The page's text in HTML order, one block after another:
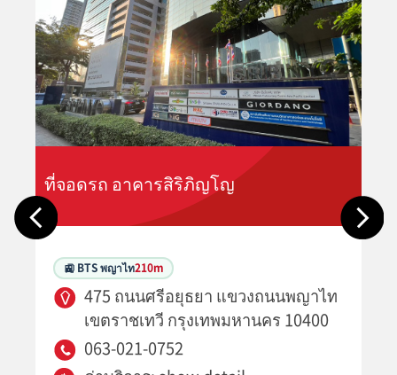
ที่จอดรถ อาคารสิริภิญโญ
🚉 BTS พญาไท210m
475 ถนนศรีอยุธยา แขวงถนนพญาไท
เขตราชเทวี กรุงเทพมหานคร 10400
063-021-0752